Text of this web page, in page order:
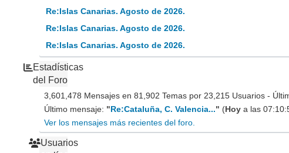
Re:Islas Canarias. Agosto de 2026.
Re:Islas Canarias. Agosto de 2026.
Re:Islas Canarias. Agosto de 2026.
Estadísticas
del Foro
3,601,478 Mensajes en 81,902 Temas por 23,215 Usuarios -
Último mensaje: "Re:Cataluña, C. Valencia..." (Hoy a las
Ver los mensajes más recientes del foro.
Usuarios